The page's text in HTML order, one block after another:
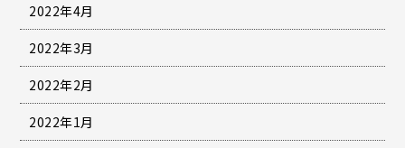
2022年4月
2022年3月
2022年2月
2022年1月